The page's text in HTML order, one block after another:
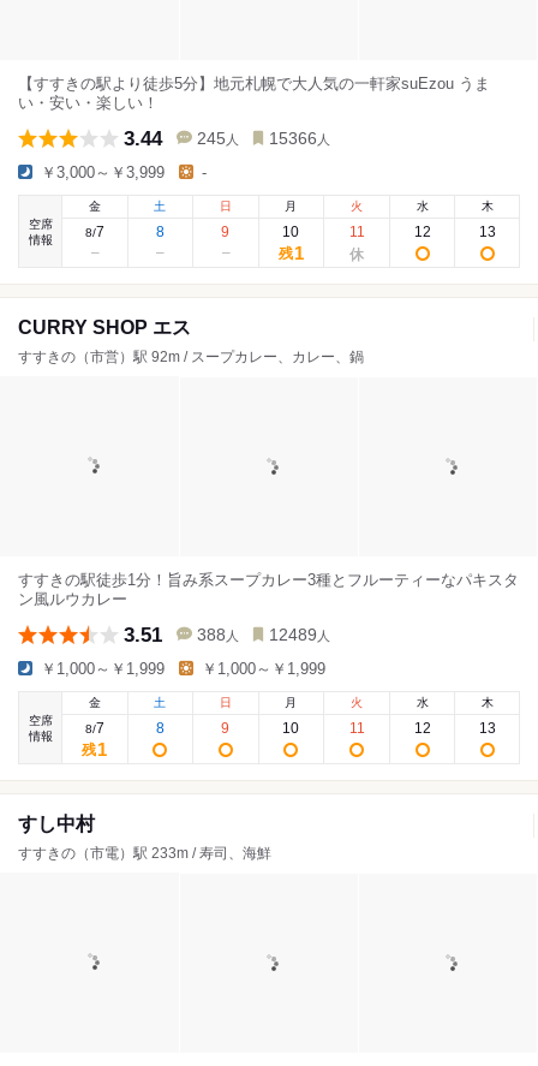
【すすきの駅より徒歩5分】地元札幌で大人気の一軒家suEzou うま
い・安い・楽しい！
3.44 245 人 15366 人
￥3,000～￥3,999 -
空席
情報
金
8/7
土
8
日
9
月
10
残1
火
11
水
12
木
13
CURRY SHOP エス
すすきの（市営）駅 92m / スープカレー、カレー、鍋
すすきの駅徒歩1分！旨み系スープカレー3種とフルーティーなパキスタ
ン風ルウカレー
3.51 388 人 12489 人
￥1,000～￥1,999 ￥1,000～￥1,999
空席
情報
金
8/7
残1
土
8
日
9
月
10
火
11
水
12
木
13
すし中村
すすきの（市電）駅 233m / 寿司、海鮮